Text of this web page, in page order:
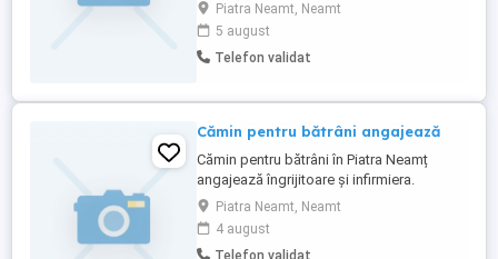
asistență și ajutor la domiciliu pentru
doamne și domni în Targu Piatra Neamț și
localitățile învecinate. Dețin experiență
pentru deplasări ...
Piatra Neamt, Neamt
5 august
Telefon validat
Cămin pentru bătrâni angajează
Cămin pentru bătrâni în Piatra Neamț
angajează îngrijitoare și infirmiera.
Piatra Neamt, Neamt
4 august
Telefon validat